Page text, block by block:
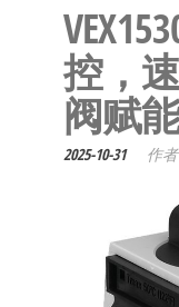
AVENTICS等
品牌气动
元件，超
过88万种
工业自动
化零部
控，
阀赋
2025-10-31 作者